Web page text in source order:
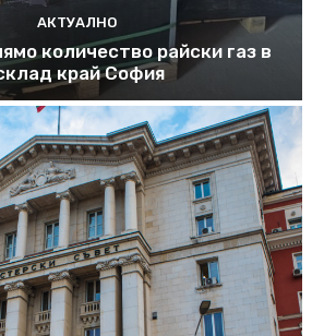
АКТУАЛНО
количество райски газ в
край София